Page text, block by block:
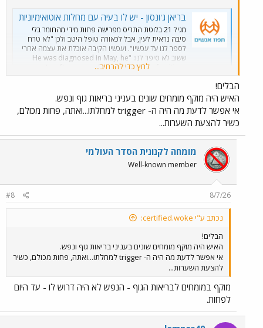
בריאן ג'ונסון - יש לו בעיה עם מחלות אוטואימיוניות
מגיל 21 בלוטת התריס מפרישה פחות מידי מהחומר בלי
סיבה נראית לעין, אבל לכאורה טופל היטב ולכן "לא טרח
לספר לנו עד עכשיו". ועכשיו הקיבה אוכלת את עצמה אחרי
ששוב לא סיפר לנו: "He was diagnosed in May, he
wrote, after years of persistently low ferritin, a
המסקנות שלי מהדיון:
בריאן ג'ונסון חלה במחלה אוטואימיונית שתקפה את הקיבה שלו כיון שהיה
fucking robot
מה אני מתכוון?
הוא ציין בסרט התיעודי ב 2025 שהוא גומר לאכול ממש מוקדם בסביבות 11
בבוקר,אבל הוא אוכל מספיק
כי כבר אין לו פנים שדופות כמו פעם.
הוא עדיין אוכל מעט כי עשו מחקר"שמי שאוכל פחות ונשאר רעב
קצת חי יותר זמן".
במילים אחרות עכברים...
בקיצור הוא לא הבין שהוא לא צריך לעשות את זה כי הוא במילא מקיים
לחץ כדי להרחיב...
הבלים!
האיש היה מוקף מומחים שונים בעניני בריאות גוף ונפש.
אי אפשר לדעת מה היה ה- trigger למחלתו...ואתה, פחות מכולם,
כשיר להצעת השערות...
מומחה לקנונית הסדר העולמי
Well-known member
8/7/26
#8
נכתב ע"י certified.woke:
הבלים!
האיש היה מוקף מומחים שונים בעניני בריאות גוף ונפש.
אי אפשר לדעת מה היה ה- trigger למחלתו...ואתה, פחות מכולם, כשיר
להצעת השערות...
מוקף במומחים לבריאות הגוף - הנפש לא היה דרוש לו - עד היום
לפחות.